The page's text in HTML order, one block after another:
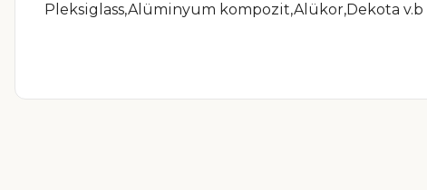
Pleksiglass,Alüminyum kompozit,Alükor,Dekota